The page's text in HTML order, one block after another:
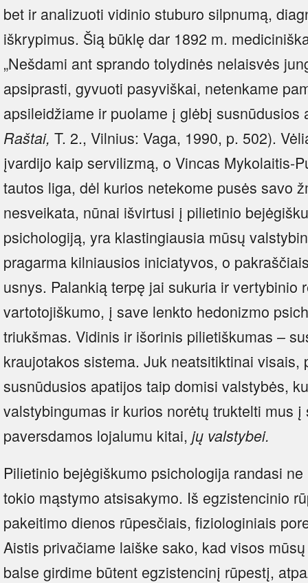
bet ir analizuoti vidinio stuburo silpnumą,
iškrypimus. Šią būklę dar 1892 m.
„Nešdami ant sprando tolydinės nelaisvės
apsiprasti, gyvuoti pasyviškai, netenkame
apsileidžiame ir puolame į glėbį susnūdusios
Raštai, T. 2., Vilnius: Vaga, 1990, p. 502).
įvardijo kaip servilizmą, o Vincas Mykolaitis-
tautos liga, dėl kurios netekome pusės savo
nesveikata, nūnai išvirtusi į pilietinio
psichologiją, yra klastingiausia mūsų
pragarma kilniausios iniciatyvos, o
usnys. Palankią terpę jai sukuria ir vertybinio
vartotojiškumo, į save lenkto hedonizmo
triukšmas. Vidinis ir išorinis pilietiškumas –
kraujotakos sistema. Juk neatsitiktinai visais,
susnūdusios apatijos taip domisi valstybės,
valstybingumas ir kurios norėtų truktelti mus
paversdamos lojalumu kitai, jų valstybei.
Pilietinio bejėgiškumo psichologija randasi
tokio mąstymo atsisakymo. Iš egzistencinio
pakeitimo dienos rūpesčiais, fiziologiniais
Aistis privačiame laiške sako, kad visos
balse girdime būtent egzistencinį rūpestį,